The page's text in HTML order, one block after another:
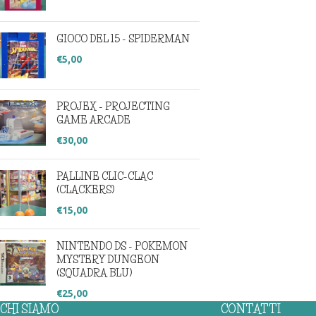
GIOCO DEL 15 - SPIDERMAN
€5,00
PROJEX - PROJECTING
GAME ARCADE
€30,00
PALLINE CLIC-CLAC
(CLACKERS)
€15,00
NINTENDO DS - POKEMON
MYSTERY DUNGEON
(SQUADRA BLU)
€25,00
CHI SIAMO CONTATTI